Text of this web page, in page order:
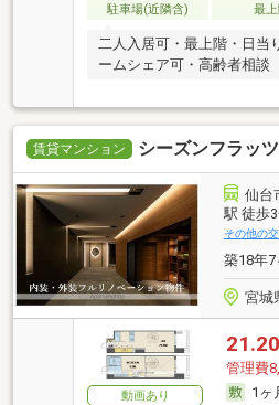
駐車場(近隣含)
最
二人入居可・最上階・日当
ームシェア可・高齢者相談
賃貸マンション シーズンフラッ
仙台
駅 徒歩
その他の
築18年
宮城
動画あり
21.20
管理費
1ヶ